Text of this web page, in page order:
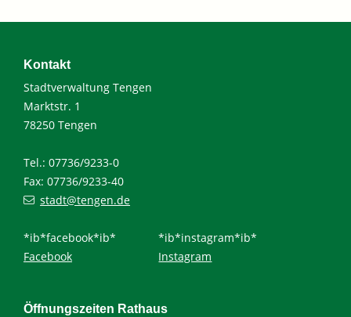
Kontakt
Stadtverwaltung Tengen
Marktstr. 1
78250 Tengen
Tel.: 07736/9233-0
Fax: 07736/9233-40
stadt@tengen.de
*ib*facebook*ib*
Facebook
*ib*instagram*ib*
Instagram
Öffnungszeiten Rathaus